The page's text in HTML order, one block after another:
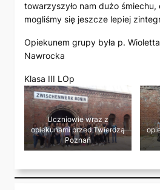
towarzyszyło nam dużo
mogliśmy się jeszcze lepiej
Opiekunem grupy była p.
Nawrocka
Klasa III LOp
Uczniowie wraz z
opiekunami przed Twierdzą
Poznań